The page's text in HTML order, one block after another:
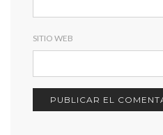
SITIO WEB